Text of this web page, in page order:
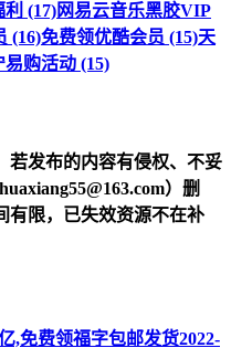
(17)网易云音乐黑胶VIP
(16)免费领优酷会员 (15)天
易购活动 (15)
若发布的内容有侵权、不妥
）删
有限，已失效资源不在补
,免费领福字包邮发货2022-